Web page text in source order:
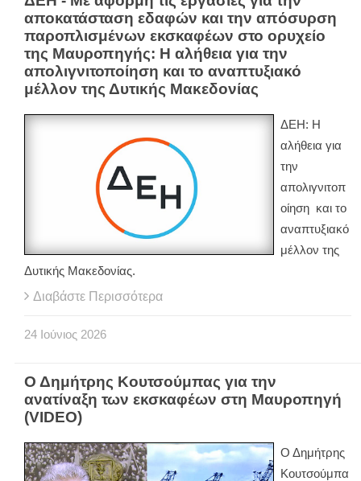
αποκατάσταση εδαφών και την απόσυρση
παροπλισμένων εκσκαφέων στο ορυχείο
της Μαυροπηγής: Η αλήθεια για την
απολιγνιτοποίηση και το αναπτυξιακό
μέλλον της Δυτικής Μακεδονίας
ΔΕΗ: Η
αλήθεια για
την
απολιγνιτοπ
οίηση και το
αναπτυξιακό
μέλλον της
Δυτικής Μακεδονίας.
Διαβάστε Περισσότερα
24 Ιούνιος 2026
Ο Δημήτρης Κουτσούμπας για την
ανατίναξη των εκσκαφέων στη Μαυροπηγή
(VIDEO)
Ο Δημήτρης
Κουτσούμπα